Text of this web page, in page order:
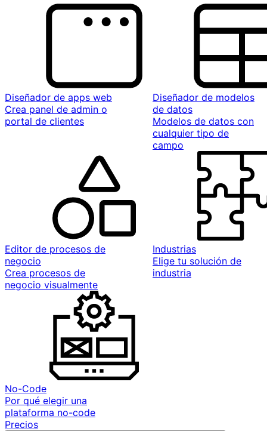
Diseñador de apps web
Crea panel de admin o
portal de clientes
Diseñador de modelos
de datos
Modelos de datos con
cualquier tipo de
campo
Editor de procesos de
negocio
Crea procesos de
negocio visualmente
Industrias
Elige tu solución de
industria
No-Code
Por qué elegir una
plataforma no-code
Precios